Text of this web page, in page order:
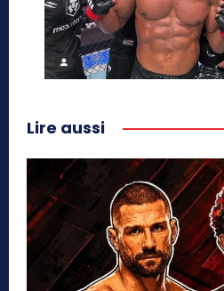
Lire aussi